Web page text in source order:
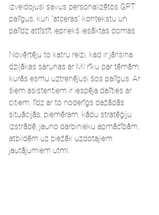
izveidojusi savus personalizētos GPT
palīgus, kuri "atceras" kontekstu un
palīdz attīstīt iepriekš iesāktas domas.
Novērtēju to katru reizi, kad ir jārisina
dziļākas sarunas ar MI rīku par tēmām,
kurās esmu uztrenējusi šos palīgus. Ar
šiem asistentiem ir iespēja dalīties ar
citiem, līdz ar to noderīgs dažādās
situācijās, piemēram, kādu stratēģiju
izstrādē, jauno darbinieku apmācībām,
atbildēm uz biežāk uzdotajiem
jautājumiem utml.